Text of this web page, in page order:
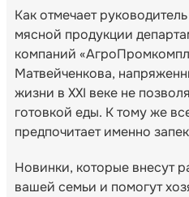
Как отмечает
мясной продукции
компаний
Матвейченкова,
жизни в XXI веке не
готовкой еды. К тому же
предпочитает именно
Новинки, которые внесут
вашей семьи и помогут